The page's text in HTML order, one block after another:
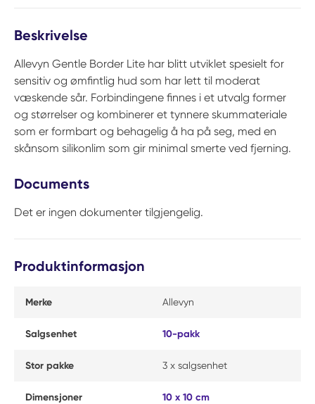
Beskrivelse
Allevyn Gentle Border Lite har blitt utviklet spesielt for
sensitiv og ømfintlig hud som har lett til moderat
væskende sår. Forbindingene finnes i et utvalg former
og størrelser og kombinerer et tynnere skummateriale
som er formbart og behagelig å ha på seg, med en
skånsom silikonlim som gir minimal smerte ved fjerning.
Documents
Det er ingen dokumenter tilgjengelig.
Produktinformasjon
Merke Allevyn
Salgsenhet 10-pakk
Stor pakke 3 x salgsenhet
Dimensjoner 10 x 10 cm